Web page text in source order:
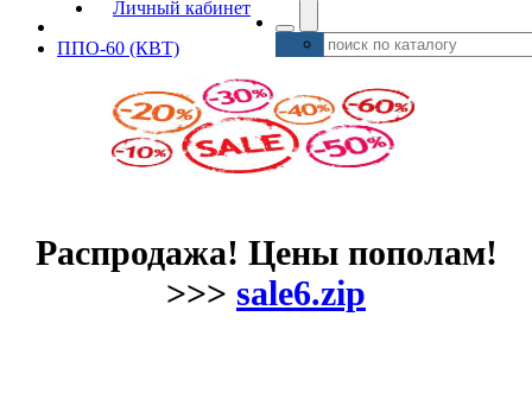
Личный кабинет
ППО-60 (КВТ)
Распродажа! Цены пополам!
>>> sale6.zip